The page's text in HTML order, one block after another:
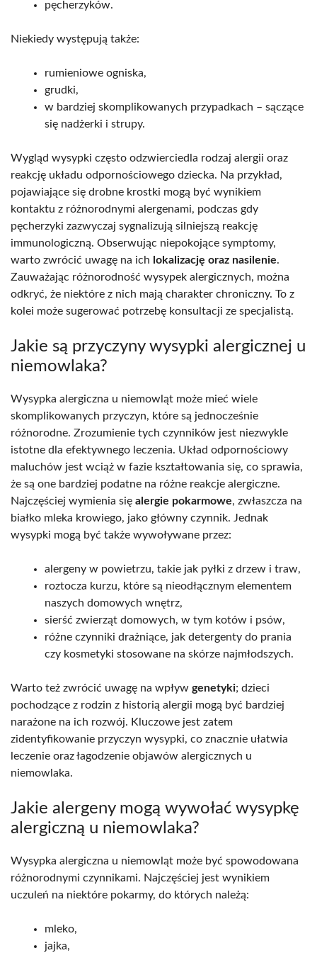
pęcherzyków.
Niekiedy występują także:
rumieniowe ogniska,
grudki,
w bardziej skomplikowanych przypadkach – sączące
się nadżerki i strupy.
Wygląd wysypki często odzwierciedla rodzaj alergii oraz
reakcję układu odpornościowego dziecka. Na przykład,
pojawiające się drobne krostki mogą być wynikiem
kontaktu z różnorodnymi alergenami, podczas gdy
pęcherzyki zazwyczaj sygnalizują silniejszą reakcję
immunologiczną. Obserwując niepokojące symptomy,
warto zwrócić uwagę na ich lokalizację oraz nasilenie.
Zauważając różnorodność wysypek alergicznych, można
odkryć, że niektóre z nich mają charakter chroniczny. To z
kolei może sugerować potrzebę konsultacji ze specjalistą.
Jakie są przyczyny wysypki alergicznej u
niemowlaka?
Wysypka alergiczna u niemowląt może mieć wiele
skomplikowanych przyczyn, które są jednocześnie
różnorodne. Zrozumienie tych czynników jest niezwykle
istotne dla efektywnego leczenia. Układ odpornościowy
maluchów jest wciąż w fazie kształtowania się, co sprawia,
że są one bardziej podatne na różne reakcje alergiczne.
Najczęściej wymienia się alergie pokarmowe, zwłaszcza na
białko mleka krowiego, jako główny czynnik. Jednak
wysypki mogą być także wywoływane przez:
alergeny w powietrzu, takie jak pyłki z drzew i traw,
roztocza kurzu, które są nieodłącznym elementem
naszych domowych wnętrz,
sierść zwierząt domowych, w tym kotów i psów,
różne czynniki drażniące, jak detergenty do prania
czy kosmetyki stosowane na skórze najmłodszych.
Warto też zwrócić uwagę na wpływ genetyki; dzieci
pochodzące z rodzin z historią alergii mogą być bardziej
narażone na ich rozwój. Kluczowe jest zatem
zidentyfikowanie przyczyn wysypki, co znacznie ułatwia
leczenie oraz łagodzenie objawów alergicznych u
niemowlaka.
Jakie alergeny mogą wywołać wysypkę
alergiczną u niemowlaka?
Wysypka alergiczna u niemowląt może być spowodowana
różnorodnymi czynnikami. Najczęściej jest wynikiem
uczuleń na niektóre pokarmy, do których należą:
mleko,
jajka,